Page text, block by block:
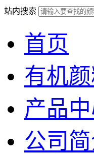
站内搜索
首页
有机
产品
公司